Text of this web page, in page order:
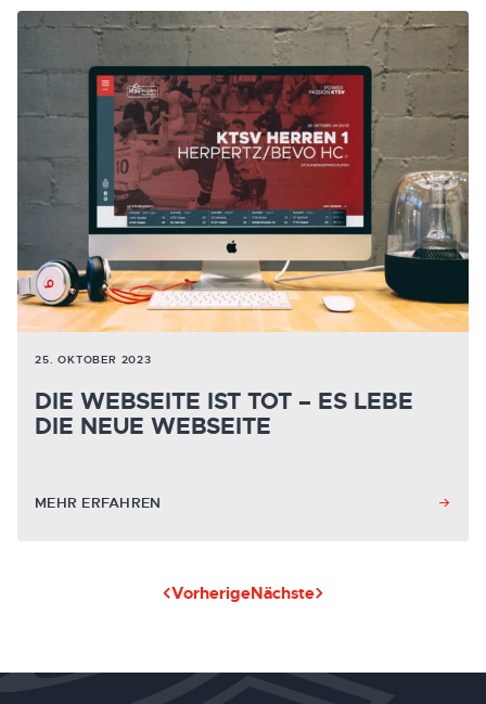
25. OKTOBER 2023
DIE WEBSEITE IST TOT – ES LEBE
DIE NEUE WEBSEITE
MEHR ERFAHREN
VorherigeNächste